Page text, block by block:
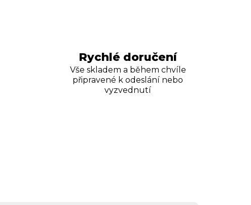
Rychlé doručení
Vše skladem a během chvíle
připravené k odeslání nebo
vyzvednutí